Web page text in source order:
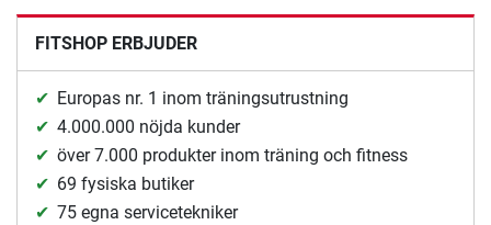
FITSHOP ERBJUDER
Europas nr. 1 inom träningsutrustning
4.000.000 nöjda kunder
över 7.000 produkter inom träning och fitness
69 fysiska butiker
75 egna servicetekniker